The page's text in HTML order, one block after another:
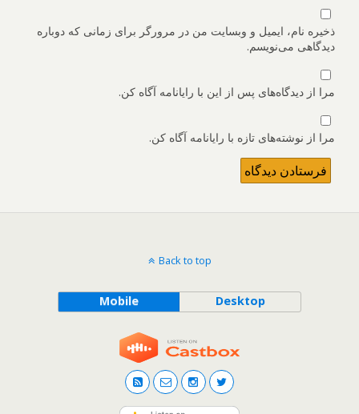
ذخیره نام، ایمیل و وبسایت من در مرورگر برای زمانی که دوباره
دیدگاهی می‌نویسم.
مرا از دیدگاه‌های پس از این با رایانامه آگاه کن.
مرا از نوشته‌های تازه با رایانامه آگاه کن.
Back to top
Mobile Desktop